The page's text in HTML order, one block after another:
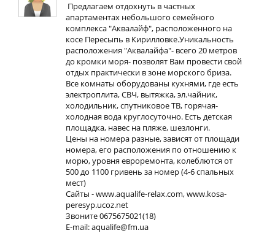
Предлагаем отдохнуть в частных
апартаментах небольшого семейного
комплекса "Аквалайф", расположенного на
косе Пересыпь в Кирилловке.Уникальность
расположения "Аквалайфа"- всего 20 метров
до кромки моря- позволят Вам провести свой
отдых практически в зоне морского бриза.
Все комнаты оборудованы кухнями, где есть
электроплита, СВЧ, вытяжка, эл.чайник,
холодильник, спутниковое ТВ, горячая-
холодная вода круглосуточно. Есть детская
площадка, навес на пляже, шезлонги.
Цены на номера разные, зависят от площади
номера, его расположения по отношению к
морю, уровня евроремонта, колеблются от
500 до 1100 гривень за номер (4-6 спальных
мест)
Сайты - www.aqualife-relax.com, www.kosa-
peresyp.ucoz.net
Звоните 0675675021(18)
E-mail:aqualife@fm.ua